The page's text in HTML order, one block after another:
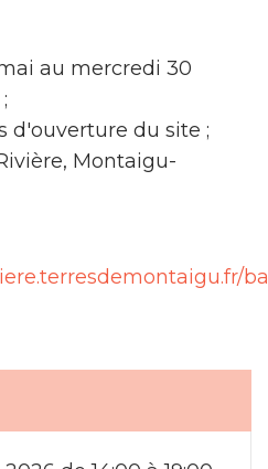
au mercredi 30
d'ouverture du site ;
Montaigu-